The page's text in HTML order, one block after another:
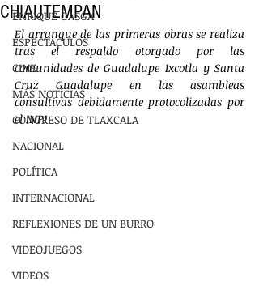
ENRIQUE GASGA
ESPECTACULOS
CINE
MÁS NOTÍCIAS
CONGRESO DE TLAXCALA
NACIONAL
POLÍTICA
INTERNACIONAL
REFLEXIONES DE UN BURRO
VIDEOJUEGOS
VIDEOS
CHIAUTEMPAN
El arranque de las primeras obras se realiza
tras el respaldo otorgado por las
comunidades de Guadalupe Ixcotla y Santa
Cruz Guadalupe en las asambleas
consultivas debidamente protocolizadas por
el INPI